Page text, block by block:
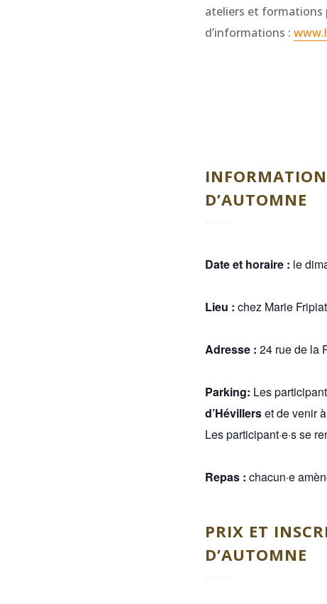
ateliers et formations
d’informations :
D’AUTOMNE
Date et horaire : le
Lieu : chez Marie
Adresse : 24 rue de la
Parking: Les
d’Hévillerset de venir
Les participant·e·s se
Repas : chacun·e
PRIX ET
D’AUTOMNE